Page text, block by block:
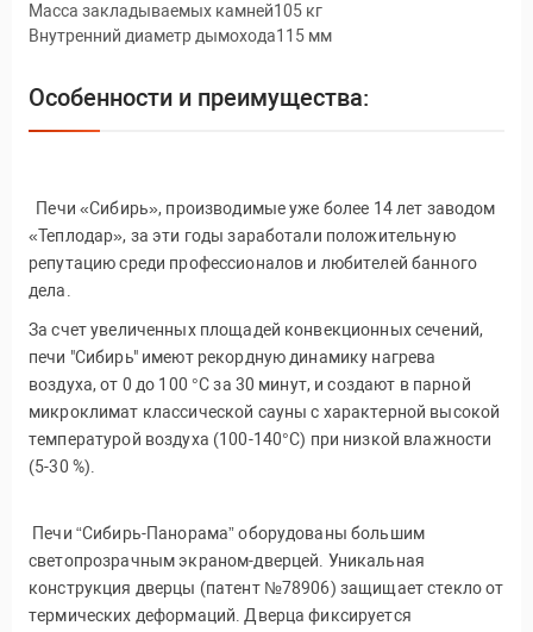
Масса закладываемых камней105 кг
Внутренний диаметр дымохода115 мм
Особенности и преимущества:
Печи «Сибирь», производимые уже более 14 лет заводом
«Теплодар», за эти годы заработали положительную
репутацию среди профессионалов и любителей банного
дела.
За счет увеличенных площадей конвекционных сечений,
печи "Сибирь" имеют рекордную динамику нагрева
воздуха, от 0 до 100 °С за 30 минут, и создают в парной
микроклимат классической сауны с характерной высокой
температурой воздуха (100-140°С) при низкой влажности
(5-30 %).
Печи “Сибирь-Панорама” оборудованы большим
светопрозрачным экраном-дверцей. Уникальная
конструкция дверцы (патент №78906) защищает стекло от
термических деформаций. Дверца фиксируется